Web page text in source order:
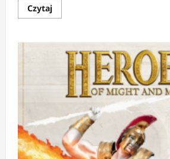
CzytajDowiedz
się
RECENZJA:
Osiedle
Swoboda
Dresy,
dragi
osiedlowi
superbohaterowie